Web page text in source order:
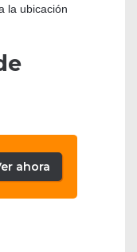
la ubicación
ahora